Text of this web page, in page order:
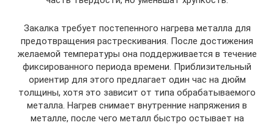
Закалка требует постепенного нагрева металла для
предотвращения растрескивания. После достижения
желаемой температуры она поддерживается в течение
фиксированного периода времени. Приблизительный
ориентир для этого предлагает один час на дюйм
толщины, хотя это зависит от типа обрабатываемого
металла. Нагрев снимает внутренние напряжения в
металле, после чего металл быстро остывает на